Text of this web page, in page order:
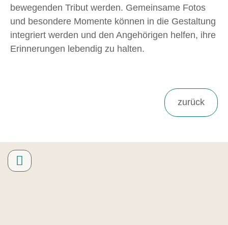
bewegenden Tribut werden. Gemeinsame Fotos
und besondere Momente können in die Gestaltung
integriert werden und den Angehörigen helfen, ihre
Erinnerungen lebendig zu halten.